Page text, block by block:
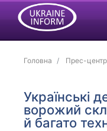
Головна Прес-центр
Українські
ворожий
й багато